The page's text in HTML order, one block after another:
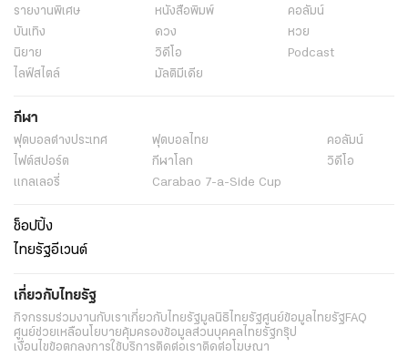
รายงานพิเศษ หนังสือพิมพ์
คอลัมน์
บันเทิง
ดวง
หวย
นิยาย
วิดีโอ
Podcast
ไลฟ์สไตล์
มัลติมีเดีย
กีฬา
ฟุตบอลต่่างประเทศ ฟุตบอลไทย
คอลัมน์
ไฟต์สปอร์ต
กีฬาโลก
วิดีโอ
แกลเลอรี่
Carabao 7-a-Side Cup
ช็อปปิ้ง
ไทยรัฐอีเวนต์
เกี่ยวกับไทยรัฐ
กิจกรรมร่วมงานกับเราเกี่ยวกับไทยรัฐมูลนิธิไทยรัฐศูนย์ข้อมูลไทยรัฐFAQ
ศูนย์ช่วยเหลือนโยบายคุ้มครองข้อมูลส่วนบุคคลไทยรัฐกรุ๊ป
เงื่อนไขข้อตกลงการใช้บริการติดต่อเราติดต่อโฆษณา